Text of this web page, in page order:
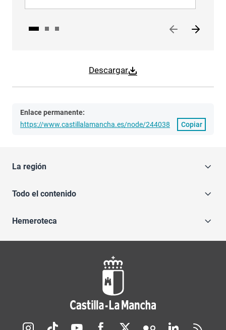
Descargar
Enlace permanente:
https://www.castillalamancha.es/node/244038
Copiar
La región
Todo el contenido
Hemeroteca